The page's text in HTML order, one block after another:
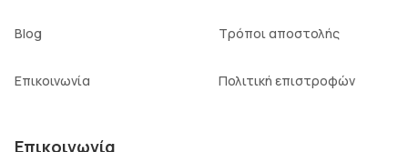
Blog
Επικοινωνία
Τρόποι αποστολής
Πολιτική επιστροφών
Επικοινωνία